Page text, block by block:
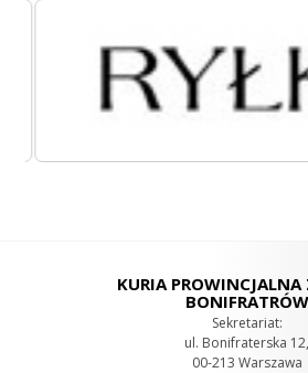
KURIA
BONIFRATRÓW
Sekretariat:
ul. Bonifraterska 12,
00-213 Warszawa